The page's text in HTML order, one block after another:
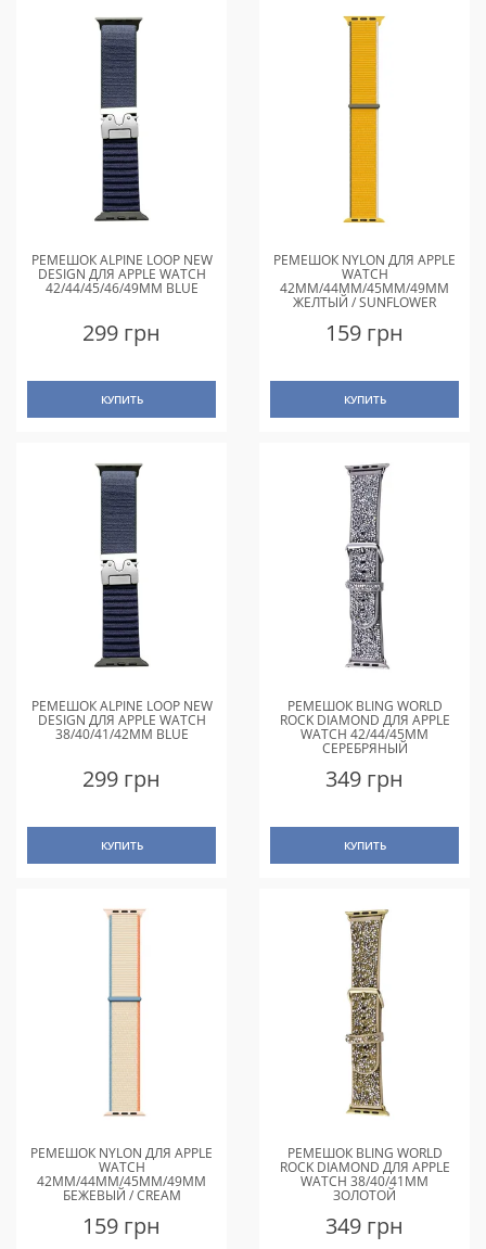
РЕМЕШОК ALPINE LOOP NEW
DESIGN ДЛЯ APPLE WATCH
42/44/45/46/49MM BLUE
299 грн
КУПИТЬ
РЕМЕШОК NYLON ДЛЯ APPLE
WATCH
42MM/44MM/45MM/49MM
ЖЕЛТЫЙ / SUNFLOWER
159 грн
КУПИТЬ
РЕМЕШОК ALPINE LOOP NEW
DESIGN ДЛЯ APPLE WATCH
38/40/41/42MM BLUE
299 грн
КУПИТЬ
РЕМЕШОК BLING WORLD
ROCK DIAMOND ДЛЯ APPLE
WATCH 42/44/45MM
СЕРЕБРЯНЫЙ
349 грн
КУПИТЬ
РЕМЕШОК NYLON ДЛЯ APPLE
WATCH
42MM/44MM/45MM/49MM
БЕЖЕВЫЙ / CREAM
159 грн
РЕМЕШОК BLING WORLD
ROCK DIAMOND ДЛЯ APPLE
WATCH 38/40/41MM
ЗОЛОТОЙ
349 грн